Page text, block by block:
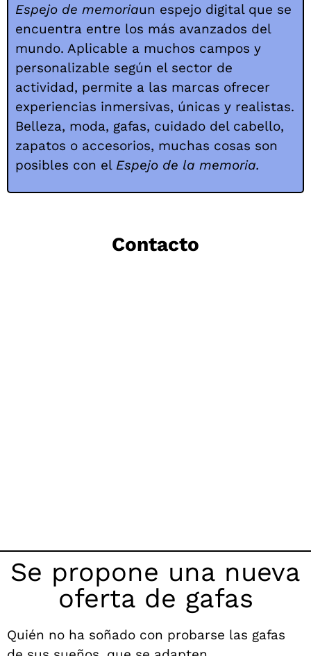
Espejo de memoriaun espejo digital que se
encuentra entre los más avanzados del
mundo. Aplicable a muchos campos y
personalizable según el sector de
actividad, permite a las marcas ofrecer
experiencias inmersivas, únicas y realistas.
Belleza, moda, gafas, cuidado del cabello,
zapatos o accesorios, muchas cosas son
posibles con el Espejo de la memoria.
Contacto
Se propone una nueva
oferta de gafas
Quién no ha soñado con probarse las gafas